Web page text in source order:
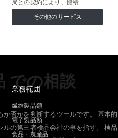
局との契約により、船積…
その他のサービス
での相談
否かを判断するツールです。 基本的
の第三者検品会社の事を指す。 検品
業務範囲
繊維製品類
電子製品類
食品・農産品